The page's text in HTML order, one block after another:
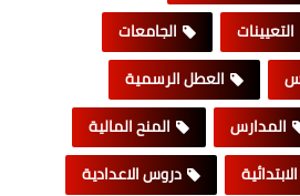
التعيينات
الجامعات
العطل الرسمية
المدارس
المنح المالية
دروس الاعدادية